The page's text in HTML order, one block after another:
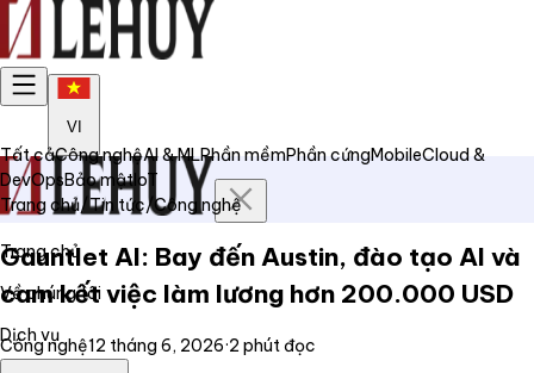
VI
Trang chủ
Về chúng tôi
Dịch vụ
Tất cảCông nghệAI & MLPhần mềmPhần cứngMobileCloud &
DevOpsBảo mậtIoT
Trang chủ/Tin tức/Công nghệ
Gauntlet AI: Bay đến Austin, đào tạo AI và
cam kết việc làm lương hơn 200.000 USD
Công nghệ12 tháng 6, 2026·2 phút đọc